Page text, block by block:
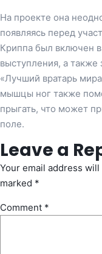
На проекте она
появляясь перед
Криппа был включен
выступления, а
«Лучший вратарь
мышцы ног также
прыгать, что может
поле.
Leave a
Your email address
marked *
Comment *